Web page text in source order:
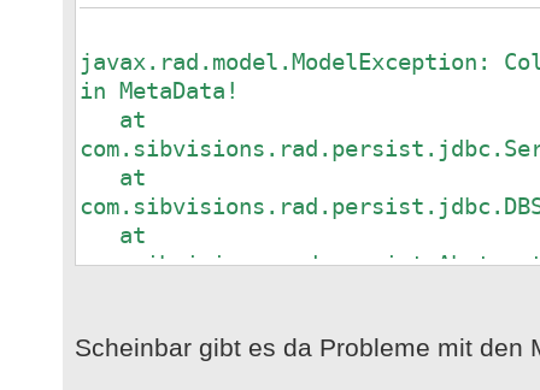
SortDefinition("name"));
assertNotNull(fh);
// EXPORT 2
File sf2 = new
javax.rad.model.ModelException:
in MetaData!
at
at
at
at
Scheinbar gibt es da Probleme mit den